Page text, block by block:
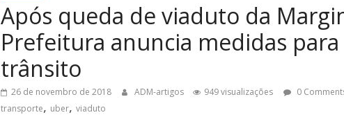
Após queda de viaduto da
Prefeitura anuncia medidas
trânsito
26 de novembro de 2018 ADM-artigos 949 visualizações 0
transporte, uber, viaduto